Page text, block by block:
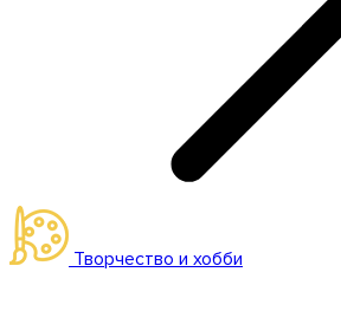
Творчество и хобби